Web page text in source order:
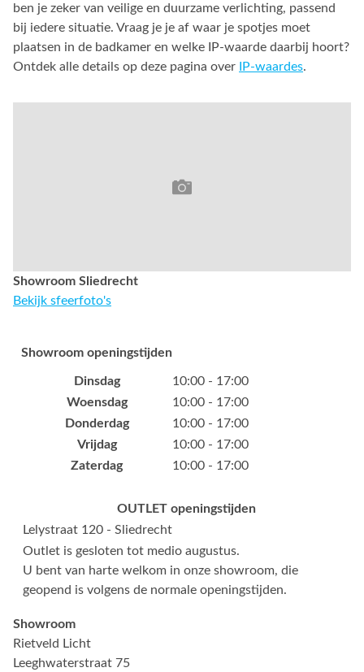
ben je zeker van veilige en duurzame verlichting, passend
bij iedere situatie. Vraag je je af waar je spotjes moet
plaatsen in de badkamer en welke IP-waarde daarbij hoort?
Ontdek alle details op deze pagina over IP-waardes.
Showroom Sliedrecht
Bekijk sfeerfoto's
Showroom openingstijden
Dinsdag
10:00 - 17:00
Woensdag
10:00 - 17:00
Donderdag
10:00 - 17:00
Vrijdag
10:00 - 17:00
Zaterdag
10:00 - 17:00
OUTLET openingstijden
Lelystraat 120 - Sliedrecht
Outlet is gesloten tot medio augustus.
U bent van harte welkom in onze showroom, die
geopend is volgens de normale openingstijden.
Showroom
Rietveld Licht
Leeghwaterstraat 75